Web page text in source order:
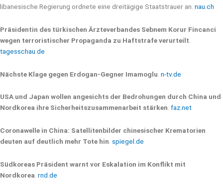
libanesische Regierung ordnete eine dreitägige Staatstrauer an. nau.ch
Präsidentin des türkischen Ärzteverbandes Sebnem Korur Fincanci
wegen terroristischer Propaganda zu Haftstrafe verurteilt
tagesschau.de
Nächste Klage gegen Erdogan-Gegner Imamoglu n-tv.de
USA und Japan wollen angesichts der Bedrohungen durch China und
Nordkorea ihre Sicherheitszusammenarbeit stärken. faz.net
Coronawelle in China: Satellitenbilder chinesischer Krematorien
deuten auf deutlich mehr Tote hin. spiegel.de
Südkoreas Präsident warnt vor Eskalation im Konflikt mit
Nordkorea. rnd.de